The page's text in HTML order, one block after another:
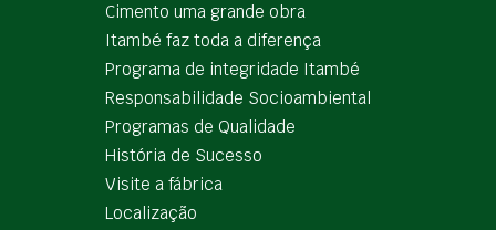
Cimento uma grande obra
Itambé faz toda a diferença
Programa de integridade Itambé
Responsabilidade Socioambiental
Programas de Qualidade
História de Sucesso
Visite a fábrica
Localização